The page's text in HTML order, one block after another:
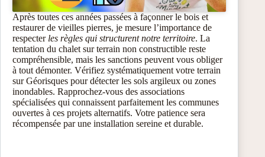
Après toutes ces années passées à façonner le bois et
restaurer de vieilles pierres, je mesure l’importance de
respecter les règles qui structurent notre territoire. La
tentation du chalet sur terrain non constructible reste
compréhensible, mais les sanctions peuvent vous obliger
à tout démonter. Vérifiez systématiquement votre terrain
sur Géorisques pour détecter les sols argileux ou zones
inondables. Rapprochez-vous des associations
spécialisées qui connaissent parfaitement les communes
ouvertes à ces projets alternatifs. Votre patience sera
récompensée par une installation sereine et durable.